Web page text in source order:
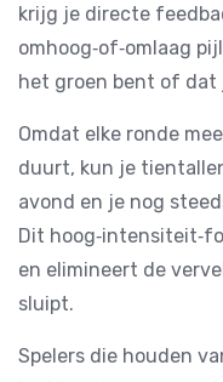
krijg je directe
omhoog‑of‑omlaag
het groen bent of
Omdat elke ronde
duurt, kun je
avond en je nog
Dit
en elimineert de
sluipt.
Spelers die houden